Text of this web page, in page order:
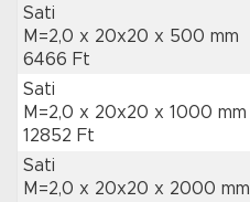
Sati
M=2,0 x 20x20 x 500 mm
6466 Ft
Sati
M=2,0 x 20x20 x 1000 mm
12852 Ft
Sati
M=2,0 x 20x20 x 2000 mm